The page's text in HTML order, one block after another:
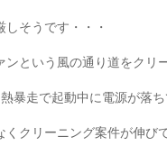
しそうです・・・
ンという風の通り道をクリ
暴走で起動中に電源が落ち
くクリーニング案件が伸び